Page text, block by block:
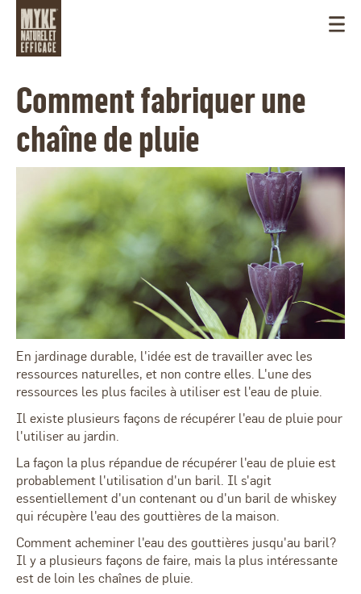
CANADA
Comment fabriquer une
chaîne de pluie
En jardinage durable, l'idée est de travailler avec les
ressources naturelles, et non contre elles. L'une des
ressources les plus faciles à utiliser est l'eau de pluie.
Il existe plusieurs façons de récupérer l'eau de pluie pour
l'utiliser au jardin.
La façon la plus répandue de récupérer l'eau de pluie est
probablement l'utilisation d'un baril. Il s'agit
essentiellement d'un contenant ou d'un baril de whiskey
qui récupère l'eau des gouttières de la maison.
Comment acheminer l'eau des gouttières jusqu'au baril?
Il y a plusieurs façons de faire, mais la plus intéressante
est de loin les chaînes de pluie.